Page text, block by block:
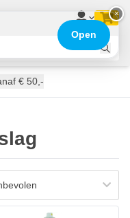
bezorgd
€ 50,-
Hamerslag spuitbus
×
Open